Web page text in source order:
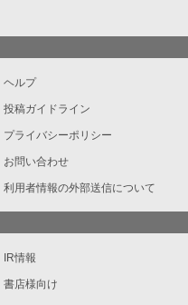
ヘルプ
投稿ガイドライン
プライバシーポリシー
お問い合わせ
利用者情報の外部送信について
IR情報
書店様向け